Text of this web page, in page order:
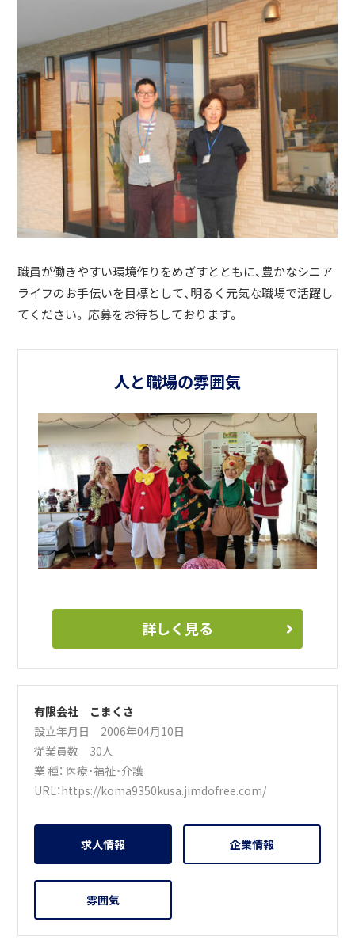
職員が働きやすい環境作りをめざすとともに、豊かなシニア
ライフのお手伝いを目標として、明るく元気な職場で活躍し
てください。 応募をお待ちしております。
人と職場の雰囲気
詳しく見る
有限会社 こまくさ
設立年月日 2006年04月10日
従業員数 30人
業 種： 医療・福祉・介護
URL：https://koma9350kusa.jimdofree.com/
求人情報 企業情報
雰囲気